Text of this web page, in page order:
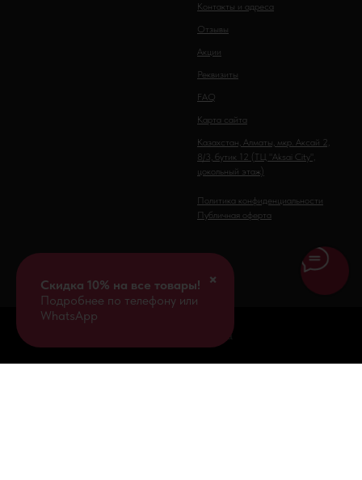
×
Скидка 10% на все товары!
Подробнее по телефону или
WhatsApp
Контакты и адреса
Отзывы
Акции
Реквизиты
FAQ
Карта сайта
Казахстан, Алматы, мкр. Аксай 2,
8/3, бутик 12 (ТЦ "Aksai City",
цокольный этаж)
Политика конфиденциальности
Публичная оферта
Tilda